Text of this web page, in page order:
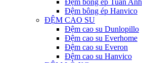
Đệm bông ép Tuấn Anh
Đệm bông ép Hanvico
ĐỆM CAO SU
Đệm cao su Dunlopillo
Đệm cao su Everhome
Đệm cao su Everon
Đệm cao su Hanvico